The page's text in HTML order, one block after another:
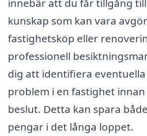
innebär att du får tillgång
kunskap som kan vara
fastighetsköp eller
professionell
dig att identifiera
problem i en fastighet
beslut. Detta kan spara
pengar i det långa loppet.